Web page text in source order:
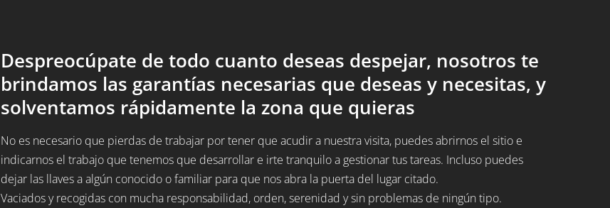
Despreocúpate de todo cuanto deseas despejar, nosotros te
brindamos las garantías necesarias que deseas y necesitas, y
solventamos rápidamente la zona que quieras
No es necesario que pierdas de trabajar por tener que acudir a nuestra visita, puedes abrirnos el sitio e
indicarnos el trabajo que tenemos que desarrollar e irte tranquilo a gestionar tus tareas. Incluso puedes
dejar las llaves a algún conocido o familiar para que nos abra la puerta del lugar citado.
Vaciados y recogidas con mucha responsabilidad, orden, serenidad y sin problemas de ningún tipo.